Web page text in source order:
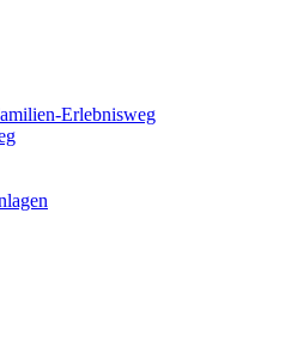
Erlebnisweg